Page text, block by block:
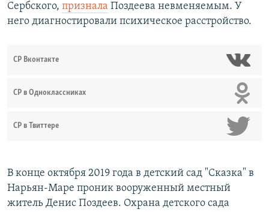
Сербского, признала Поздеева невменяемым. У
него диагностировали психическое расстройство.
СР Вконтакте
СР в Одноклассниках
СР в Твиттере
В конце октября 2019 года в детский сад "Сказка" в
Нарьян-Маре проник вооруженный местный
житель Денис Поздеев. Охрана детского сада